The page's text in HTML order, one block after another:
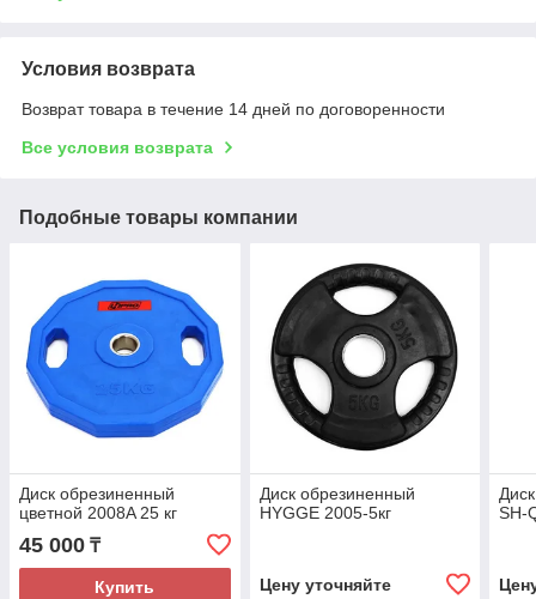
Условия возврата
Возврат товара в течение 14 дней по договоренности
Все условия возврата
Подобные товары компании
Диск обрезиненный
цветной 2008A 25 кг
45 000 ₸
Купить
Диск обрезиненный
HYGGE 2005-5кг
Цену уточняйте
SH-